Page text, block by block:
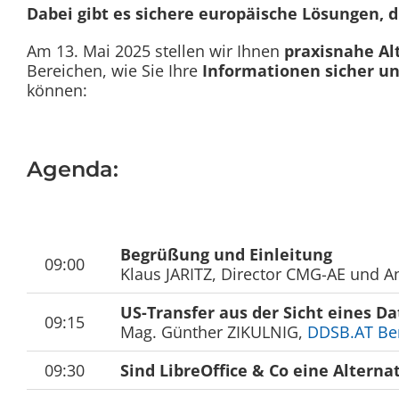
Dabei gibt es sichere europäische Lösungen,
Am 13. Mai 2025 stellen wir Ihnen praxisnahe
Bereichen, wie Sie Ihre Informationen sicher
können:
Agenda:
09:00
Begrüßung und Einleitung
Klaus JARITZ, Director CMG-AE und
09:15
US-Transfer aus der Sicht eines
Mag. Günther ZIKULNIG, DDSB.AT
09:30
Sind LibreOffice & Co eine